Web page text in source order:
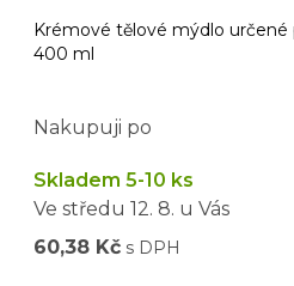
Krémové tělové mýdlo
400 ml
Nakupuji po
Skladem 5-10 ks
Ve středu 12. 8. u Vás
60,38 Kč s DPH